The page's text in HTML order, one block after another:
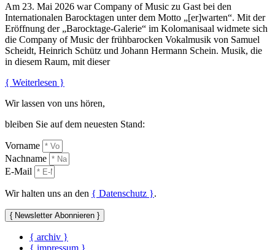
Am 23. Mai 2026 war Company of Music zu Gast bei den
Internationalen Barocktagen unter dem Motto „[er]warten“. Mit der
Eröffnung der „Barocktage-Galerie“ im Kolomanisaal widmete sich
die Company of Music der frühbarocken Vokalmusik von Samuel
Scheidt, Heinrich Schütz und Johann Hermann Schein. Musik, die
in diesem Raum, mit dieser
{ Weiterlesen }
Wir lassen von uns hören,
bleiben Sie auf dem neuesten Stand:
Vorname
Nachname
E-Mail
Wir halten uns an den { Datenschutz }.
{ Newsletter Abonnieren }
{ archiv }
{ impressum }